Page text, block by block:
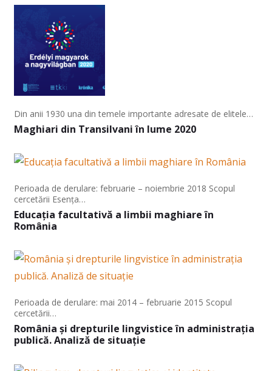
Maghiari din Transilvani în lume 2020
Din anii 1930 una din temele importante adresate de elitele…
Educația facultativă a limbii maghiare în
România
Perioada de derulare: februarie – noiembrie 2018 Scopul
cercetării Esența…
România și drepturile lingvistice în administrația
publică. Analiză de situație
Perioada de derulare: mai 2014 – februarie 2015 Scopul
cercetării…